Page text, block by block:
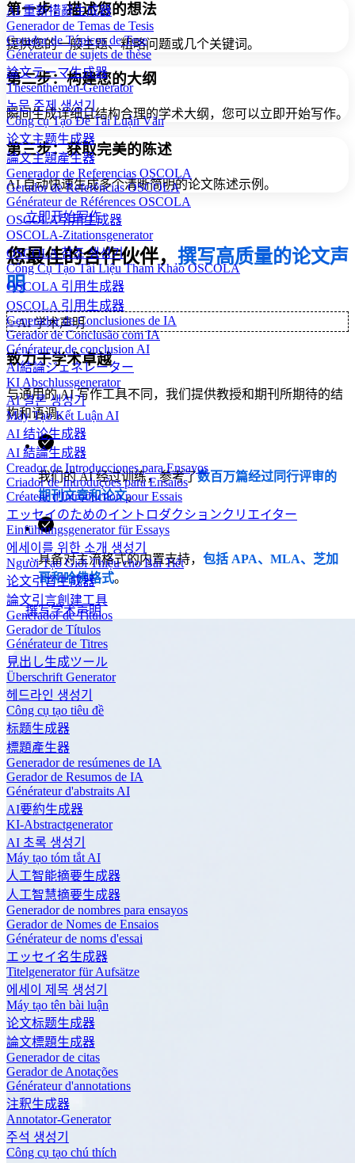
AI 重新措辭生成器
Generador de Temas de Tesis
Gerador de Tópicos de Tese
Générateur de sujets de thèse
論文テーマ生成器
Thesenthemen-Generator
논문 주제 생성기
Công cụ Tạo Đề Tài Luận Văn
论文主题生成器
論文主題產生器
Generador de Referencias OSCOLA
Gerador de Referências OSCOLA
Générateur de Références OSCOLA
OSCOLA引用生成器
OSCOLA-Zitationsgenerator
OSCOLA 참조 생성기
Công Cụ Tạo Tài Liệu Tham Khảo OSCOLA
OSCOLA 引用生成器
OSCOLA 引用生成器
Generador de Conclusiones de IA
Gerador de Conclusão com IA
Générateur de conclusion AI
AI結論ジェネレーター
KI Abschlussgenerator
AI 결론 생성기
Máy Tạo Kết Luận AI
AI 结论生成器
AI 結論生成器
Creador de Introducciones para Ensayos
Criador de Introduções para Ensaios
Créateur d'Introduction pour Essais
エッセイのためのイントロダクションクリエイター
Einführungsgenerator für Essays
에세이를 위한 소개 생성기
Người Tạo Giới Thiệu cho Bài Tiết
论文引言生成器
論文引言創建工具
Generador de Títulos
Gerador de Títulos
Générateur de Titres
見出し生成ツール
Überschrift Generator
헤드라인 생성기
Công cụ tạo tiêu đề
标题生成器
標題產生器
Generador de resúmenes de IA
Gerador de Resumos de IA
Générateur d'abstraits AI
AI要約生成器
KI-Abstractgenerator
AI 초록 생성기
Máy tạo tóm tắt AI
人工智能摘要生成器
人工智慧摘要生成器
Generador de nombres para ensayos
Gerador de Nomes de Ensaios
Générateur de noms d'essai
エッセイ名生成器
Titelgenerator für Aufsätze
에세이 제목 생성기
Máy tạo tên bài luận
论文标题生成器
論文標題生成器
Generador de citas
Gerador de Anotações
Générateur d'annotations
注釈生成器
Annotator-Generator
주석 생성기
Công cụ tạo chú thích
第一步：描述您的想法
提供您的一般主题、粗略问题或几个关键词。
第二步：构建您的大纲
瞬间生成详细且结构合理的学术大纲，您可以立即开始写作。
第三步：获取完美的陈述
AI 自动快速生成多个清晰简明的论文陈述示例。
立即开始写作
您最佳的合作伙伴， 撰写高质量的论文声
明
✨AI 学术声明
致力于学术卓越
与通用的 AI 写作工具不同，我们提供教授和期刊所期待的结
构和语调。
我们的 AI 经过训练，参考了数百万篇经过同行评审的
期刊文章和论文。
具备对主流格式的内置支持， 包括 APA、MLA、芝加
哥和哈佛格式。
撰写学术声明